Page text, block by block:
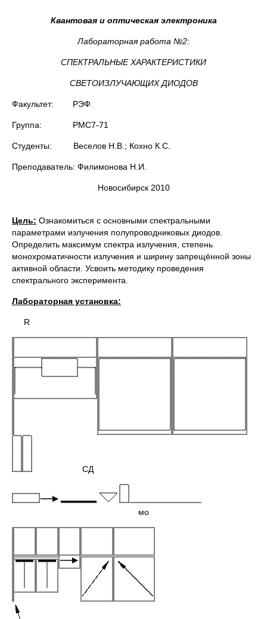
Квантовая и оптическая электроника
Лабораторная работа №2:
СПЕКТРАЛЬНЫЕ ХАРАКТЕРИСТИКИ
СВЕТОИЗЛУЧАЮЩИХ ДИОДОВ
Факультет: РЭФ
Группа: РМС7-71
Студенты: Веселов Н.В.; Кохно К.С.
Преподаватель: Филимонова Н.И.
Новосибирск 2010
Цель: Ознакомиться с основными спектральными
параметрами излучения полупроводниковых диодов.
Определить максимум спектра излучения, степень
монохроматичности излучения и ширину запрещённой зоны
активной области. Усвоить методику проведения
спектрального эксперимента.
Лабораторная установка:
R
СД
мо